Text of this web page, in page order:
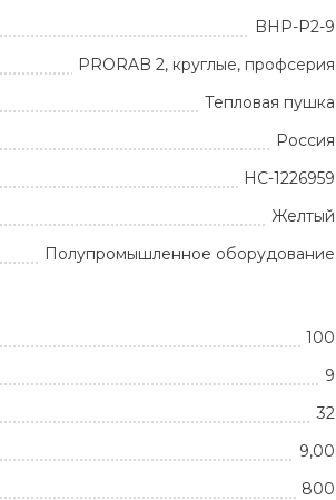
BHP-P2-9
PRORAB 2, круглые, профсерия
Тепловая пушка
Россия
НС-1226959
Желтый
Полупромышленное оборудование
100
9
32
9,00
800